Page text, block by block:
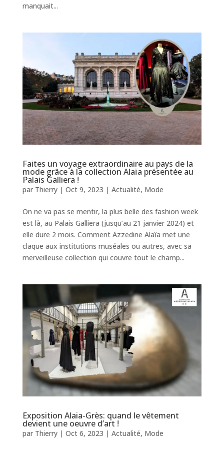
manquait...
Faites un voyage extraordinaire au pays de la
mode grâce à la collection Alaïa présentée au
Palais Galliera !
par Thierry| Oct 9, 2023 | Actualité, Mode
On ne va pas se mentir, la plus belle des fashion week
est là, au Palais Galliera (jusqu’au 21 janvier 2024) et
elle dure 2 mois. Comment Azzedine Alaïa met une
claque aux institutions muséales ou autres, avec sa
merveilleuse collection qui couvre tout le champ...
Exposition Alaia-Grès: quand le vêtement
devient une oeuvre d’art !
par Thierry| Oct 6, 2023 | Actualité, Mode